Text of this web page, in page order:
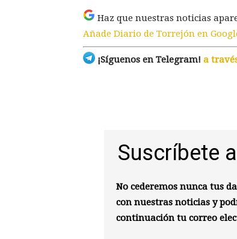
Haz que nuestras noticias
Añade Diario de Torrejón en
¡Síguenos en Telegram! a
Suscríbete
No cederemos nunca tus
con nuestras noticias y
continuación tu correo